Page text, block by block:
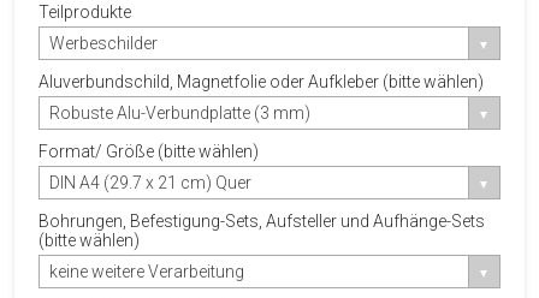
Teilprodukte
Werbeschilder
Aluverbundschild, Magnetfolie oder Aufkleber (bitte wählen)
Robuste Alu-Verbundplatte (3 mm)
Format/ Größe (bitte wählen)
DIN A4 (29.7 x 21 cm) Quer
Bohrungen, Befestigung-Sets, Aufsteller und Aufhänge-Sets
(bitte wählen)
keine weitere Verarbeitung